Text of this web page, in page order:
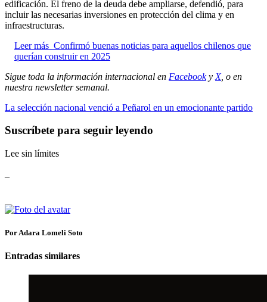
edificación. El freno de la deuda debe ampliarse, defendió, para
incluir las necesarias inversiones en protección del clima y en
infraestructuras.
Leer más Confirmó buenas noticias para aquellos chilenos que
querían construir en 2025
Sigue toda la información internacional en Facebooky X, o en
nuestra newsletter semanal.
La selección nacional venció a Peñarol en un emocionante partido
Suscríbete para seguir leyendo
Lee sin límites
Por Adara Lomeli Soto
Entradas similares